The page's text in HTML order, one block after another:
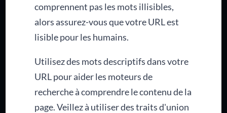
comprennent pas les mots illisibles,
alors assurez-vous que votre URL est
lisible pour les humains.
Utilisez des mots descriptifs dans votre
URL pour aider les moteurs de
recherche à comprendre le contenu de la
page. Veillez à utiliser des traits d'union